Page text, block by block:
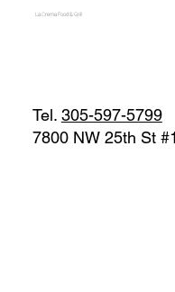
La Crema Food & Grill
Tel. 305-597-5799
7800 NW 25th St